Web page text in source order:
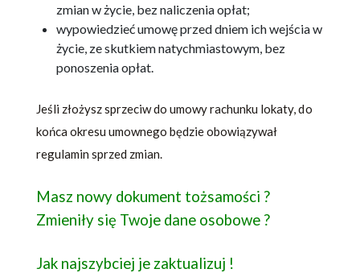
zmian w życie, bez naliczenia opłat;
wypowiedzieć umowę przed dniem ich wejścia w
życie, ze skutkiem natychmiastowym, bez
ponoszenia opłat.
Jeśli złożysz sprzeciw do umowy rachunku lokaty, do
końca okresu umownego będzie obowiązywał
regulamin sprzed zmian.
Masz nowy dokument tożsamości ?
Zmieniły się Twoje dane osobowe ?
Jak najszybciej je zaktualizuj !